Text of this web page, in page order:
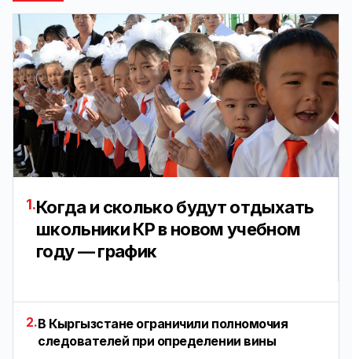
1.Когда и сколько будут отдыхать
школьники КР в новом учебном
году — график
2.В Кыргызстане ограничили полномочия
следователей при определении вины